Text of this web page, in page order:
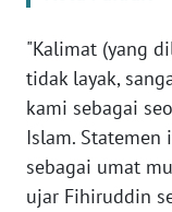
"Kalimat (yang
tidak layak,
kami sebagai
Islam.
sebagai umat
ujar Fihiruddin
WN
JAKARTA
WN
JABAR
WN